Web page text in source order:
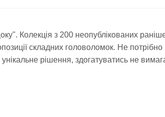
Колекція з 200 неопублікованих
складних головоломок. Не
рішення, здогатуватись не